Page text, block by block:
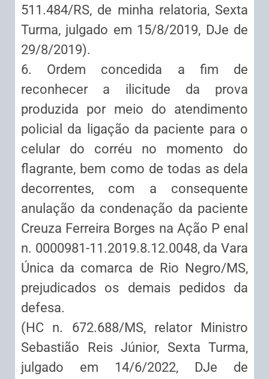
511.484/RS, de minha relatoria, Sexta
Turma, julgado em 15/8/2019, DJe de
29/8/2019).
6. Ordem concedida a fim de
reconhecer a ilicitude da prova
produzida por meio do atendimento
policial da ligação da paciente para o
celular do corréu no momento do
flagrante, bem como de todas as dela
decorrentes, com a consequente
anulação da condenação da paciente
Creuza Ferreira Borges na Ação P enal
n. 0000981-11.2019.8.12.0048, da Vara
Única da comarca de Rio Negro/MS,
prejudicados os demais pedidos da
defesa.
(HC n. 672.688/MS, relator Ministro
Sebastião Reis Júnior, Sexta Turma,
julgado em 14/6/2022, DJe de